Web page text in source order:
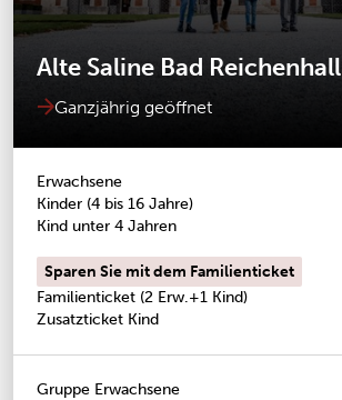
Alte Saline Bad Reichenhall
Ganzjährig geöffnet
Erwachsene
Kinder (4 bis 16 Jahre)
Kind unter 4 Jahren
Sparen Sie mit dem Familienticket
Familienticket (2 Erw.+1 Kind)
Zusatzticket Kind
Gruppe Erwachsene